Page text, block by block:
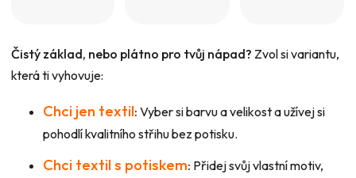
Čistý základ, nebo plátno pro tvůj nápad? Zvol si variantu,
která ti vyhovuje:
Chci jen textil: Vyber si barvu a velikost a užívej si
pohodlí kvalitního střihu bez potisku.
Chci textil s potiskem: Přidej svůj vlastní motiv,